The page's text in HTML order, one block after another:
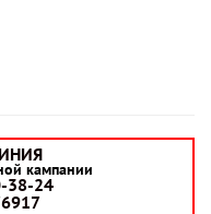
кампании
38-24